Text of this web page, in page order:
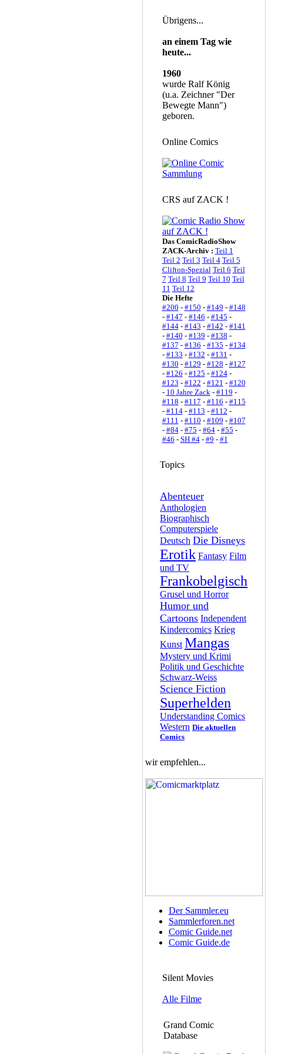
Übrigens...
an einem Tag wie
heute...
1960
wurde Ralf König
(u.a. Zeichner "Der
Bewegte Mann")
geboren.
Online Comics
CRS auf ZACK !
Das ComicRadioShow
ZACK-Archiv : Teil 1
Teil 2 Teil 3 Teil 4 Teil 5
Clifton-Spezial Teil 6 Teil
7 Teil 8 Teil 9 Teil 10 Teil
11 Teil 12
Die Hefte
#200 - #150 - #149 - #148
- #147 - #146 - #145 -
#144- #143 - #142 - #141
- #140 - #139 - #138 -
#137 - #136 - #135 - #134
- #133 - #132 - #131 -
#130 - #129 - #128 - #127
- #126 - #125 - #124-
#123 - #122 - #121 - #120
- 10 Jahre Zack- #119 -
#118 - #117 - #116 - #115
- #114- #113 - #112 -
#111 - #110 - #109 - #107
- #84- #75 - #64- #55 -
#46 - SH #4- #9 - #1
Topics
Abenteuer
Anthologien
Biographisch
Computerspiele
Deutsch Die Disneys
Erotik Fantasy Film
und TV
Frankobelgisch
Grusel und Horror
Humor und
Cartoons Independent
Kindercomics Krieg
Kunst Mangas
Mystery und Krimi
Politik und Geschichte
Schwarz-Weiss
Science Fiction
Superhelden
Understanding Comics
Western Die aktuellen
Comics
wir empfehlen...
Der Sammler.eu
Sammlerforen.net
Comic Guide.net
Comic Guide.de
Silent Movies
Alle Filme
Grand Comic
Database